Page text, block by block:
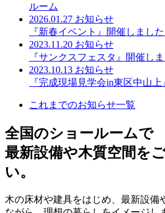
ルーム
2026.01.27 お知らせ
『新春イベント』開催しました
2023.11.20 お知らせ
『サンクスフェスタ』開催しま
2023.10.13 お知らせ
『完成現場見学会in東区中山上
これまでのお知らせ一覧
全国のショールームで
最新設備や木質空間を
い。
木の床材や建具をはじめ、最新設備